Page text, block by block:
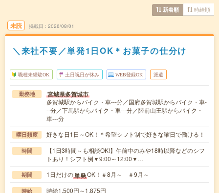
新着順 時給順
未読 掲載日 2026/08/01
＼来社不要／単発1日OK＊お菓子の仕分け
職種未経験OK 土日祝日が休み WEB登録OK 派遣
勤務地 宮城県多賀城市
多賀城駅からバイク・車---分／国府多賀城駅からバイク・車-
--分／下馬駅からバイク・車---分／陸前山王駅からバイク・
車---分
曜日頻度 好きな日1日～OK！＊希望シフト制で好きな曜日で働ける！
時間
【1日3時間～も相談OK!】午前中のみや18時以降などのシフ
トあり！シフト例▼9:00～12:00▼…
期間 1日だけの単発OK！＃8月～ ＃9月～
時給 時給1,500円～1,875円